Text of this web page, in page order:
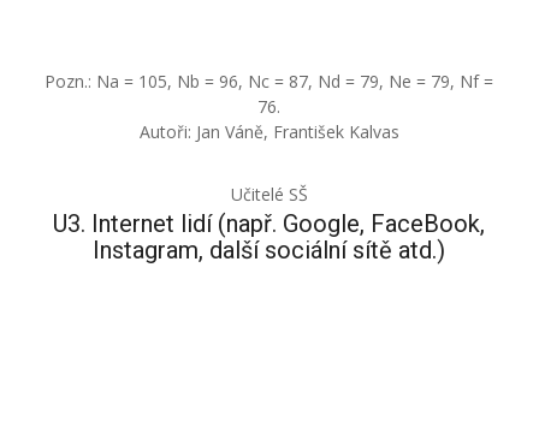
Pozn.: Na = 105, Nb = 96, Nc = 87, Nd = 79, Ne = 79, Nf =
76.
Autoři: Jan Váně, František Kalvas
Učitelé SŠ
U3. Internet lidí (např. Google, FaceBook,
Instagram, další sociální sítě atd.)